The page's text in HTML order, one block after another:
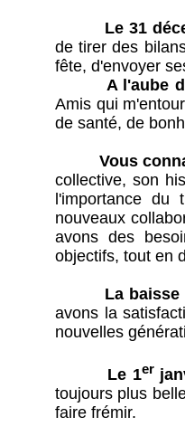
Le 31
de tirer des
fête, d'envoyer
A l'aube
Amis qui
de santé, de
Vous
collective, son
l'importance
nouveaux
avons des
objectifs, tout en
La
avons la
nouvelles
Le 1er
toujours plus
faire frémir.